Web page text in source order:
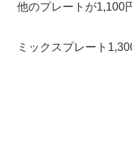
他のプレートが1,100
ミックスプレート